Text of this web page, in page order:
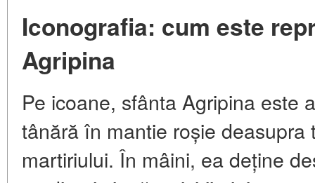
Iconografia: cum este
Agripina
Pe icoane, sfânta Agripina este
tânără în mantie roșie
martiriului. În mâini, ea deține